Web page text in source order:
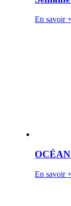
En savoir
En savoir